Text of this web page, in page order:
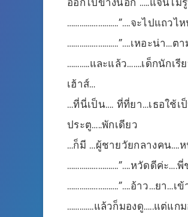
…………………….”….จะไปแถวไห
…………………….”….เหอะน่า…ต
………..และแล้ว…….เด็กนักเ
เฮ้าส์…
…ที่นี่เป็น…. ที่ที่ยา…เธอใช้เ
ประตู…..พักเดียว
…ก็มี …ผู้ชายวัยกลางคน….
…………………….”….หวัดดีค่ะ….พี่
…………………….”….อ้าว…ยา…เ
………….แล้วก็มองดู…..แต่แก